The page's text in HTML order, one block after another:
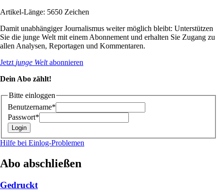
Artikel-Länge: 5650 Zeichen
Damit unabhängiger Journalismus weiter möglich bleibt: Unterstützen
Sie die junge Welt mit einem Abonnement und erhalten Sie Zugang zu
allen Analysen, Reportagen und Kommentaren.
Jetzt junge Weltabonnieren
Dein Abo zählt!
Bitte einloggen
Benutzername*
Passwort*
Hilfe bei Einlog-Problemen
Abo abschließen
Gedruckt